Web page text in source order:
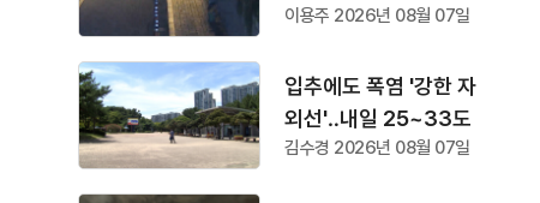
아
이용주 2026년 08월 07일
입추에도 폭염 '강한 자
외선'‥내일 25~33도
김수경 2026년 08월 07일